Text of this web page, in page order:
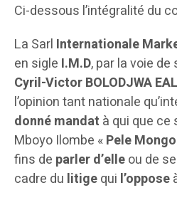
Ci-dessous l’intégralité du
La Sarl Internationale
en sigle I.M.D, par la voie
Cyril-Victor BOLODJWA
l’opinion tant nationale
donné mandat à qui que ce
Mboyo Ilombe «Pele
fins de parler d’elleou de
cadre du litigequi l’oppose